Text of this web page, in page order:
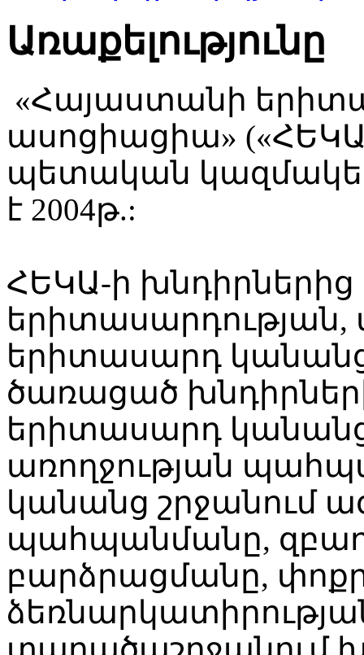
Առաքելությունը
«Հայաստանի
ասոցիացիա»
պետական
է 2004թ.:
ՀԵԿԱ-ի
երիտասարդ
ծառացած
երիտասարդ
առողջության
կանանց շրջանում
պահպանմանը,
բարձրացմանը,